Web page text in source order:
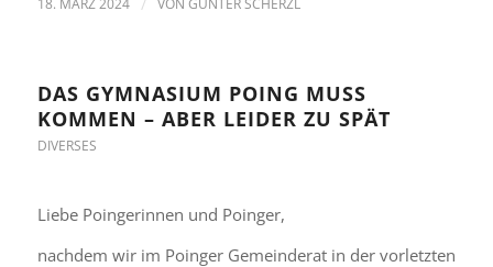
18. MÄRZ 2024 / VON GÜNTER SCHERZL
DAS GYMNASIUM POING MUSS
KOMMEN – ABER LEIDER ZU SPÄT
DIVERSES
Liebe Poingerinnen und Poinger,
nachdem wir im Poinger Gemeinderat in der vorletzten